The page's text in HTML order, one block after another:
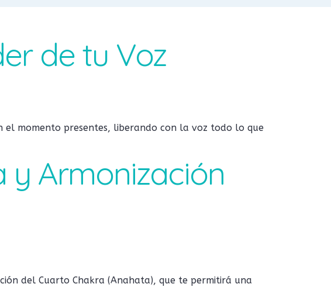
de tu Voz
el momento presentes, liberando con la voz todo lo que
y Armonización
del Cuarto Chakra (Anahata), que te permitirá una